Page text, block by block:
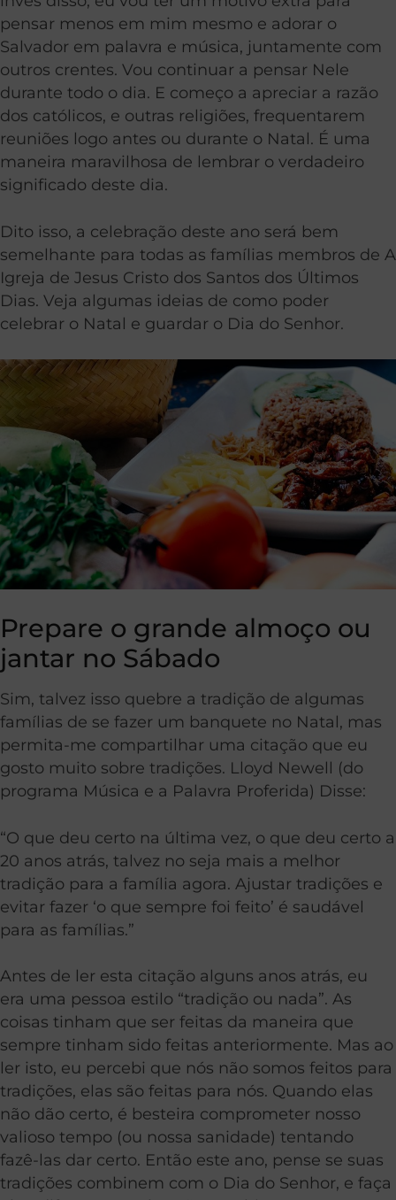
pensar menos em mim mesmo e adorar o
Salvador em palavra e música, juntamente com
outros crentes. Vou continuar a pensar Nele
durante todo o dia. E começo a apreciar a razão
dos católicos, e outras religiões, frequentarem
reuniões logo antes ou durante o Natal. É uma
maneira maravilhosa de lembrar o verdadeiro
significado deste dia.
Dito isso, a celebração deste ano será bem
semelhante para todas as famílias membros de A
Igreja de Jesus Cristo dos Santos dos Últimos
Dias. Veja algumas ideias de como poder
celebrar o Natal e guardar o Dia do Senhor.
Prepare o grande almoço ou
jantar no Sábado
Sim, talvez isso quebre a tradição de algumas
famílias de se fazer um banquete no Natal, mas
permita-me compartilhar uma citação que eu
gosto muito sobre tradições. Lloyd Newell (do
programa Música e a Palavra Proferida) Disse:
“O que deu certo na última vez, o que deu certo a
20 anos atrás, talvez no seja mais a melhor
tradição para a família agora. Ajustar tradições e
evitar fazer ‘o que sempre foi feito’ é saudável
para as famílias.”
Antes de ler esta citação alguns anos atrás, eu
era uma pessoa estilo “tradição ou nada”. As
coisas tinham que ser feitas da maneira que
sempre tinham sido feitas anteriormente. Mas ao
ler isto, eu percebi que nós não somos feitos para
tradições, elas são feitas para nós. Quando elas
não dão certo, é besteira comprometer nosso
valioso tempo (ou nossa sanidade) tentando
fazê-las dar certo. Então este ano, pense se suas
tradições combinem com o Dia do Senhor, e faça